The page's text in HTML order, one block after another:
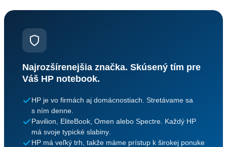
Najrozšírenejšia značka. Skúsený tím pre
Váš HP notebook.
HP je vo firmách aj domácnostiach. Stretávame sa
s ním denne.
Pavilion, EliteBook, Omen alebo Spectre. Každý HP
má svoje typické slabiny.
HP má veľký trh, takže máme prístup k širokej ponuke